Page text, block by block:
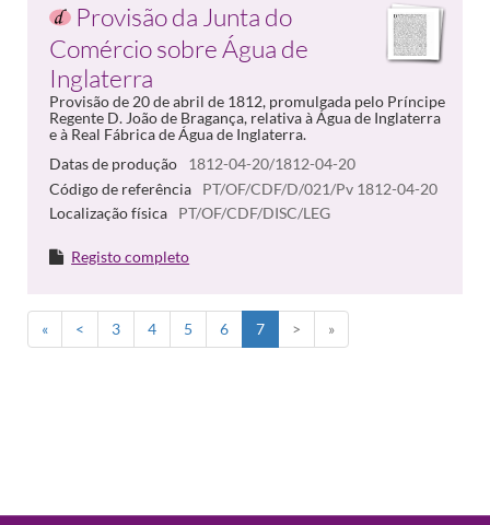
Provisão da Junta do
Comércio sobre Água de
Inglaterra
Provisão de 20 de abril de 1812, promulgada pelo Príncipe
Regente D. João de Bragança, relativa à Água de Inglaterra
e à Real Fábrica de Água de Inglaterra.
Datas de produção
1812-04-20/1812-04-20
Código de referência
PT/OF/CDF/D/021/Pv 1812-04-20
Localização física
PT/OF/CDF/DISC/LEG
Registo completo
« < 3 4 5 6 7 > »